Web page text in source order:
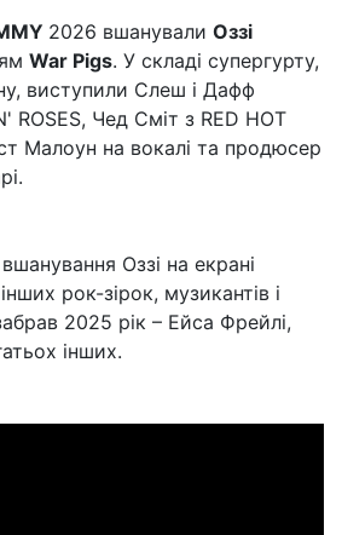
2026 вшанували Оззі
War Pigs. У складі супергурту,
виступили Слеш і Дафф
ROSES, Чед Сміт з RED HOT
Малоун на вокалі та продюсер
Оззі на екрані
рок-зірок, музикантів і
2025 рік – Ейса Фрейлі,
інших.